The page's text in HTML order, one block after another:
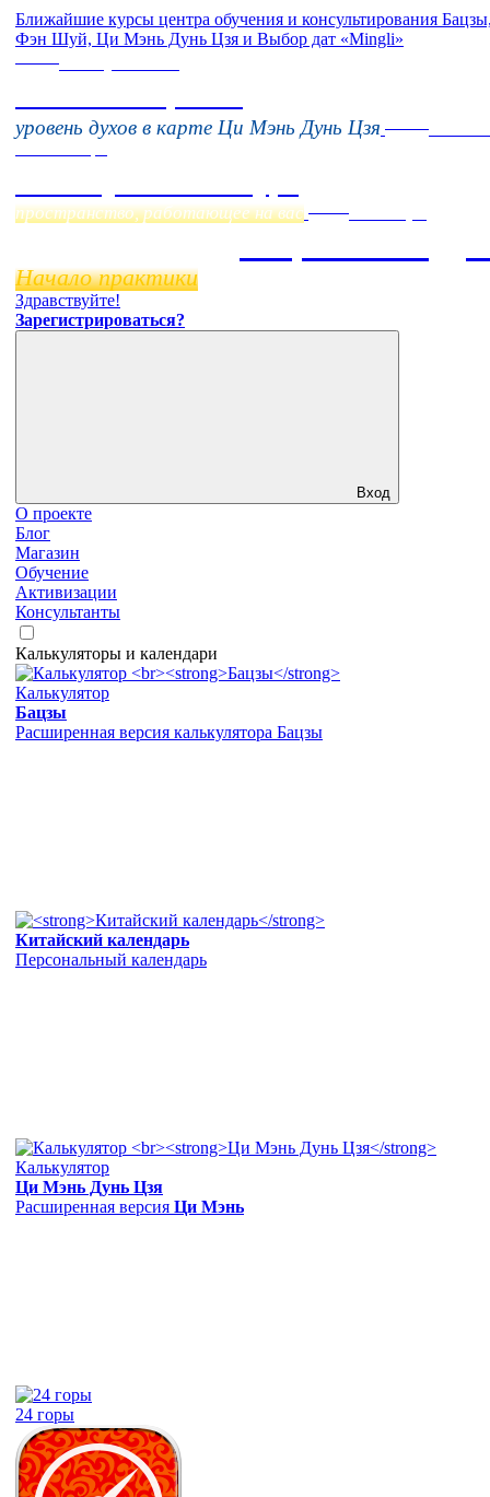
Ближайшие курсы центра обучения и консультирования
Фэн Шуй, Ци Мэнь Дунь Цзя и Выбор дат «Mingli»
уровень духов в карте Ци Мэнь Дунь Цзя
пространство, работающее на вас
Начало практики
Здравствуйте!
Зарегистрироваться?
Вход
О проекте
Блог
Магазин
Обучение
Активизации
Консультанты
Калькуляторы и календари
Калькулятор
Бацзы
Расширенная версия калькулятора Бацзы
Китайский календарь
Персональный календарь
Калькулятор
Ци Мэнь Дунь Цзя
Расширенная версия Ци Мэнь
24 горы